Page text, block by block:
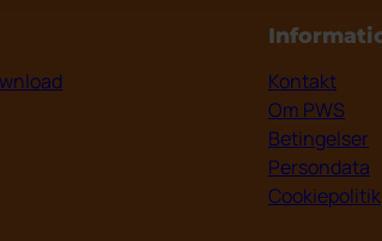
Kontakt
Om PWS
Betingelser
Persondata
Cookiepolitik